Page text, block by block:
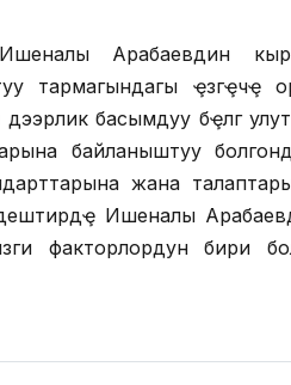
Арабаевдин
тармагындагы ҿзгҿчҿ
басымдуу бҿлүгү
байланыштуу
жана
Ишеналы
факторлордун бири